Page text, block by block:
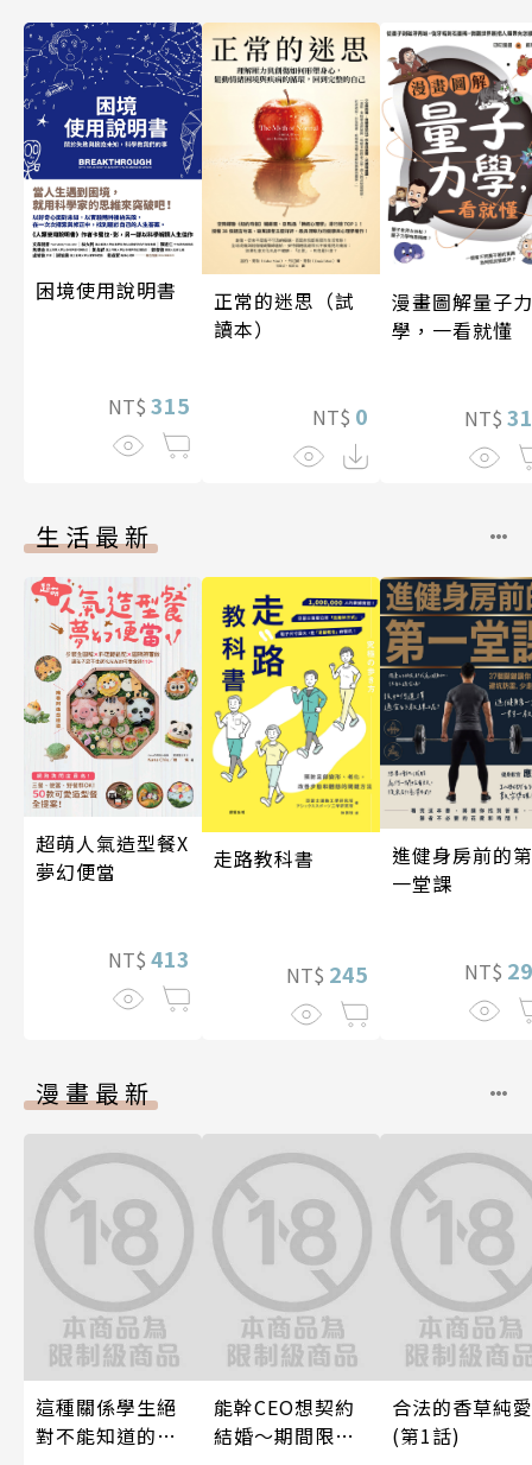
困境使用說明書
NT$ 315
正常的迷思（試
讀本）
NT$ 0
漫畫圖解量子力
學，一看就懂
NT$
生活最新
超萌人氣造型餐X
夢幻便當
NT$ 413
走路教科書
NT$ 245
進健身房前的第
一堂課
NT$
漫畫最新
這種關係學生絕
對不能知道的
能幹CEO想契約
結婚～期間限定
合法的香草純愛
(第1話)